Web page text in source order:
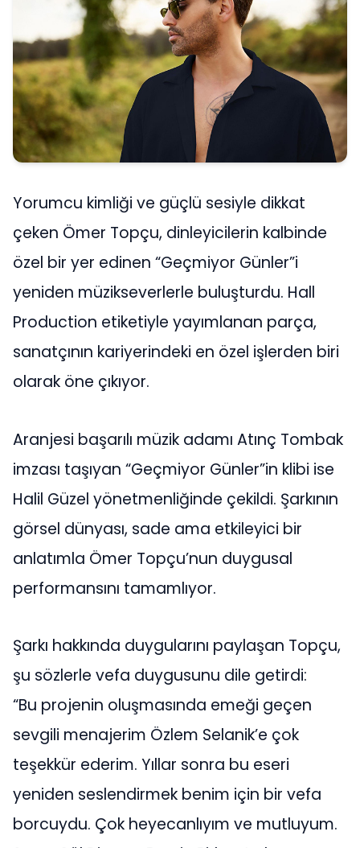
Yorumcu kimliği ve güçlü sesiyle dikkat
çeken Ömer Topçu, dinleyicilerin kalbinde
özel bir yer edinen “Geçmiyor Günler”i
yeniden müzikseverlerle buluşturdu. Hall
Production etiketiyle yayımlanan parça,
sanatçının kariyerindeki en özel işlerden biri
olarak öne çıkıyor.
Aranjesi başarılı müzik adamı Atınç Tombak
imzası taşıyan “Geçmiyor Günler”in klibi ise
Halil Güzel yönetmenliğinde çekildi. Şarkının
görsel dünyası, sade ama etkileyici bir
anlatımla Ömer Topçu’nun duygusal
performansını tamamlıyor.
Şarkı hakkında duygularını paylaşan Topçu,
şu sözlerle vefa duygusunu dile getirdi:
“Bu projenin oluşmasında emeği geçen
sevgili menajerim Özlem Selanik’e çok
teşekkür ederim. Yıllar sonra bu eseri
yeniden seslendirmek benim için bir vefa
borcuydu. Çok heyecanlıyım ve mutluyum.